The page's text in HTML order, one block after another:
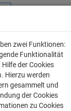
zwei Funktionen:
Funktionalität
der Cookies
Hierzu werden
gesammelt und
der Cookies
zu Cookies